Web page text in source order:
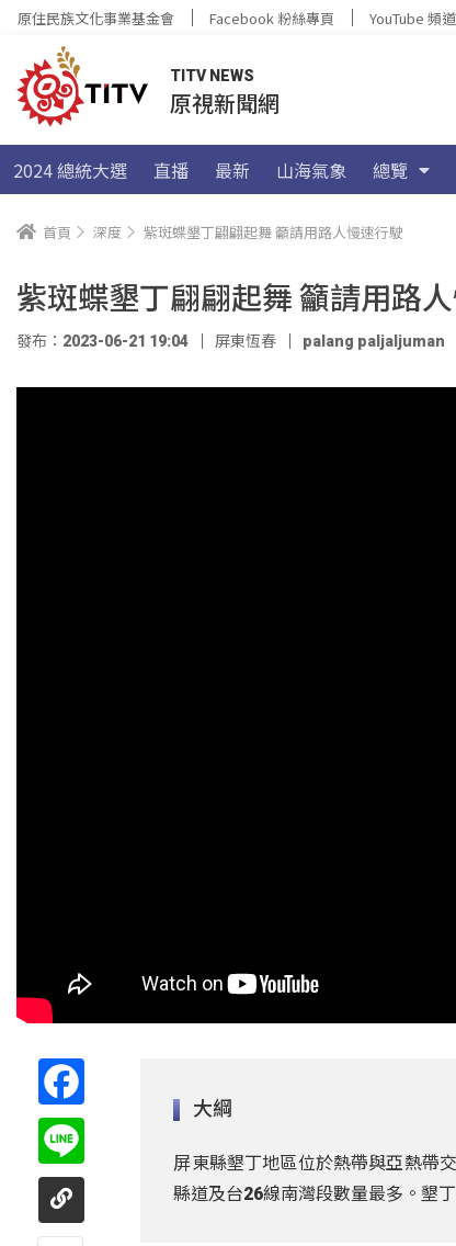
原住民族文化事業基金會 Facebook 粉絲專頁 YouTube 頻道
TITV NEWS
原視新聞網
2024 總統大選 直播 最新 山海氣象 總覽
首頁 深度 紫斑蝶墾丁翩翩起舞 籲請用路人慢速行駛
紫斑蝶墾丁翩翩起舞 籲請用路
發布：2023-06-21 19:04 屏東恆春 palang paljaljuman
大綱
屏東縣墾丁地區位於熱帶與亞熱帶
縣道及台26線南灣段數量最多。墾